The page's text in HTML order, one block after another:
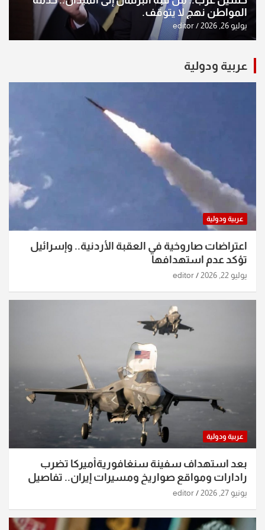
المواطن نهج لا يتوقف.
يوليو 26, 2026 editor
عربية ودولية
عربية ودولية
اعتراضات صاروخية في العقبة الأردنية.. وإسرائيل
تؤكد عدم استهدافها
يوليو 22, 2026 editor
عربية ودولية
بعد استهداف سفينة سنغافوريةأميركا تضرب
رادارات ومواقع صواريخ ومسيرات إيران.. تفاصيل
الساعات الماضية
يونيو 27, 2026 editor